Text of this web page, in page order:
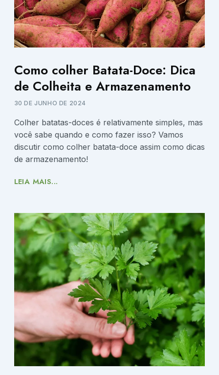
Como colher Batata-Doce: Dica
de Colheita e Armazenamento
30 DE JUNHO DE 2024
Colher batatas-doces é relativamente simples, mas
você sabe quando e como fazer isso? Vamos
discutir como colher batata-doce assim como dicas
de armazenamento!
LEIA MAIS...